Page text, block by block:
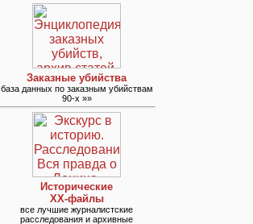
Заказные убийства
база данных по заказным убийствам
90-х »»
Исторические
ХХ-файлы
все лучшие журналистские
расследования и архивные